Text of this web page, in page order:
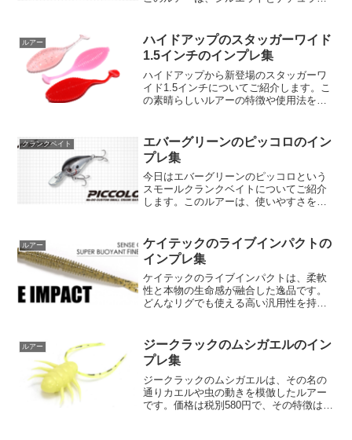
ある福島健自身が開発したということで
注目されています。...
ルアー
ハイドアップのスタッガーワイド
1.5インチのインプレ集
ハイドアップから新登場のスタッガーワ
イド1.5インチについてご紹介します。こ
の素晴らしいルアーの特徴や使用法を知
基本情報】まずは、基本情報からご紹介
します。メーカー...
クランクベイト
エバーグリーンのピッコロのイン
プレ集
今日はエバーグリーンのピッコロという
スモールクランクベイトについてご紹介
します。このルアーは、使いやすさを徹
盛三が創り上げた世界基準のスモールク
ランクベイトです。それで...
ルアー
ケイテックのライブインパクトの
インプレ集
ケイテックのライブインパクトは、柔軟
性と本物の生命感が融合した逸品です。
どんなリグでも使える高い汎用性を持
ラーとあらゆる用途に対応します。高浮
力材料を使用し、フォールス...
ルアー
ジークラックのムシガエルのイン
プレ集
ジークラックのムシガエルは、その名の
通りカエルや虫の動きを模倣したルアー
です。価格は税別580円で、その特徴はボ